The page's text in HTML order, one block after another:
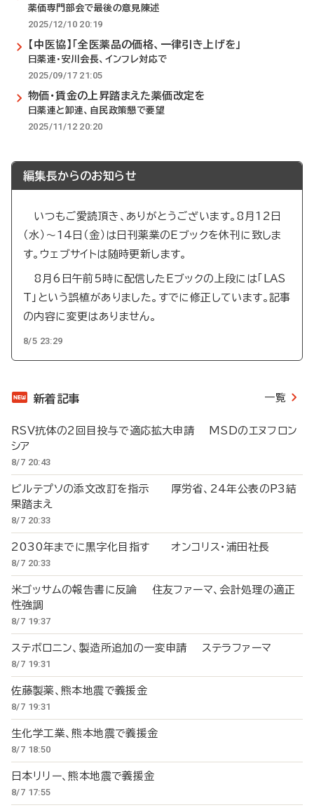
薬価専門部会で最後の意見陳述
2025/12/10 20:19
【中医協】「全医薬品の価格、一律引き上げを」
日薬連・安川会長、インフレ対応で
2025/09/17 21:05
物価・賃金の上昇踏まえた薬価改定を
日薬連と卸連、自民政策懇で要望
2025/11/12 20:20
編集長からのお知らせ
いつもご愛読頂き、ありがとうございます。8月12日
（水）～14日（金）は日刊薬業のEブックを休刊に致しま
す。ウェブサイトは随時更新します。
8月6日午前5時に配信したEブックの上段には「LAS
T」という誤植がありました。すでに修正しています。記事
の内容に変更はありません。
8/5 23:29
新着記事 一覧
RSV抗体の2回目投与で適応拡大申請 MSDのエヌフロン
シア
8/7 20:43
ビルテプソの添文改訂を指示 厚労省、24年公表のP3結
果踏まえ
8/7 20:33
2030年までに黒字化目指す オンコリス・浦田社長
8/7 20:33
米ゴッサムの報告書に反論 住友ファーマ、会計処理の適正
性強調
8/7 19:37
ステボロニン、製造所追加の一変申請 ステラファーマ
8/7 19:31
佐藤製薬、熊本地震で義援金
8/7 19:31
生化学工業、熊本地震で義援金
8/7 18:50
日本リリー、熊本地震で義援金
8/7 17:55